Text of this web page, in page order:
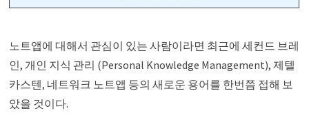
노트앱에 대해서 관심이 있는 사람이라면 최근에 세컨드 브레
인, 개인 지식 관리 (Personal Knowledge Management), 제텔
카스텐, 네트워크 노트앱 등의 새로운 용어를 한번쯤 접해 보
았을 것이다.